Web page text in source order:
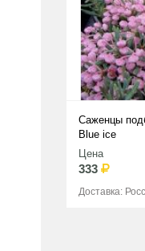
Саженцы
Blue ice
Цена
333
Доставка: